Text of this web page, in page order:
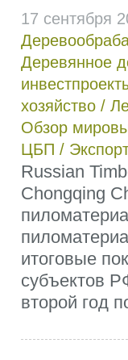
17 сентября
Деревянное
хозяйство /
Обзор
ЦБП /
Russian
Chongqing
итоговые
субъектов
второй год